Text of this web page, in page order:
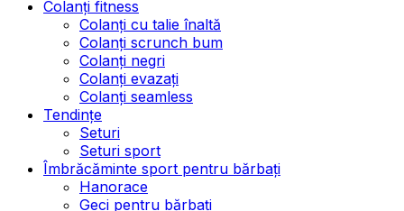
Colanți fitness
Colanți cu talie înaltă
Colanți scrunch bum
Colanți negri
Colanți evazați
Colanți seamless
Tendințe
Seturi
Seturi sport
Îmbrăcăminte sport pentru bărbați
Hanorace
Geci pentru bărbați